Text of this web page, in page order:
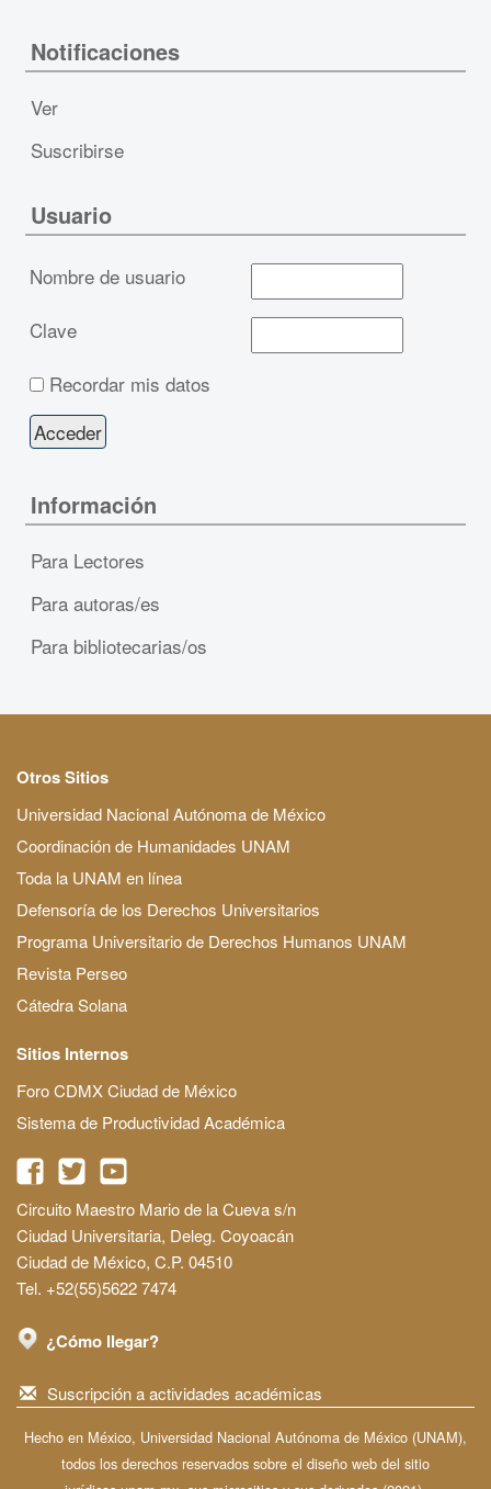
Notificaciones
Ver
Suscribirse
Usuario
Nombre de usuario
Clave
Recordar mis datos
Información
Para Lectores
Para autoras/es
Para bibliotecarias/os
Otros Sitios
Universidad Nacional Autónoma de México
Coordinación de Humanidades UNAM
Toda la UNAM en línea
Defensoría de los Derechos Universitarios
Programa Universitario de Derechos Humanos UNAM
Revista Perseo
Cátedra Solana
Sitios Internos
Foro CDMX Ciudad de México
Sistema de Productividad Académica
Circuito Maestro Mario de la Cueva s/n
Ciudad Universitaria, Deleg. Coyoacán
Ciudad de México, C.P. 04510
Tel. +52(55)5622 7474
¿Cómo llegar?
Suscripción a actividades académicas
Hecho en México, Universidad Nacional Autónoma de México (UNAM),
todos los derechos reservados sobre el diseño web del sitio